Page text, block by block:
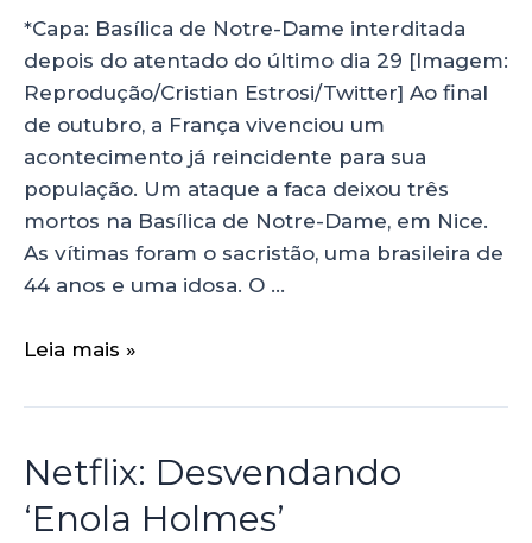
*Capa: Basílica de Notre-Dame interditada
depois do atentado do último dia 29 [Imagem:
Reprodução/Cristian Estrosi/Twitter] Ao final
de outubro, a França vivenciou um
acontecimento já reincidente para sua
população. Um ataque a faca deixou três
mortos na Basílica de Notre-Dame, em Nice.
As vítimas foram o sacristão, uma brasileira de
44 anos e uma idosa. O …
Leia mais »
Netflix: Desvendando
‘Enola Holmes’